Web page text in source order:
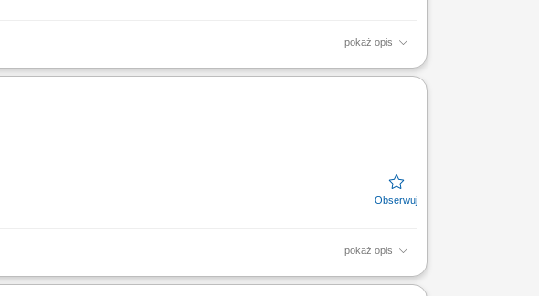
pokaż opis
prac jednostki diagnostycznej. Nadzorowanie i
pokaż opis
o pełną zgodność procesu nauczania z aktualną podstawą